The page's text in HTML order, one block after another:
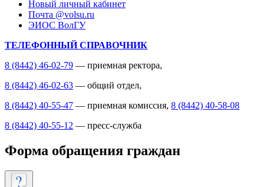
Новый личный кабинет
Почта @volsu.ru
ЭИОС ВолГУ
ТЕЛЕФОННЫЙ СПРАВОЧНИК
8 (8442) 46-02-79 — приемная ректора,
8 (8442) 46-02-63 — общий отдел,
8 (8442) 40-55-47 — приемная комиссия, 8 (8442) 40-58-08
8 (8442) 40-55-12 — пресс-служба
Форма обращения граждан